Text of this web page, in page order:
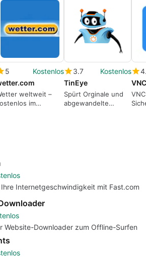
5
Kostenlos
weltweit –
im
3.7
Kostenlos
TinEye
Spürt Orginale und
abgewandelte
Ihre Internetgeschwindigkeit mit Fast.com
Website-Downloader zum Offline-Surfen